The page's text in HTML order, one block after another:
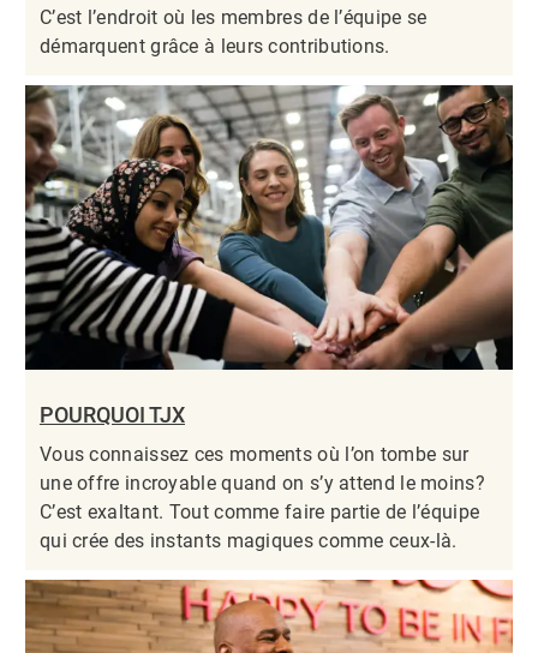
C’est l’endroit où les membres de l’équipe se
démarquent grâce à leurs contributions.​​​​​​​
POURQUOI TJX
Vous connaissez ces moments où l’on tombe sur
une offre incroyable quand on s’y attend le moins?
C’est exaltant. Tout comme faire partie de l’équipe
qui crée des instants magiques comme ceux-là.​​​​​​​